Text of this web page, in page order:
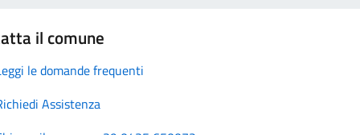
il comune
le domande frequenti
Assistenza